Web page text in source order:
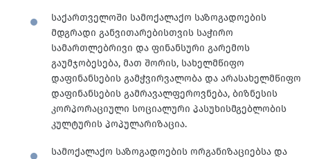
საქართველოში სამოქალაქო საზოგადოების
მდგრადი განვითარებისთვის საჭირო
სამართლებრივი და ფინანსური გარემოს
გაუმჯობესება, მათ შორის, სახელმწიფო
დაფინანსების გამჭვირვალობა და არასახელმწიფო
დაფინანსების გამრავალფეროვნება, ბიზნესის
კორპორაციული სოციალური პასუხისმგებლობის
კულტურის პოპულარიზაცია.
სამოქალაქო საზოგადოების ორგანიზაციებსა და